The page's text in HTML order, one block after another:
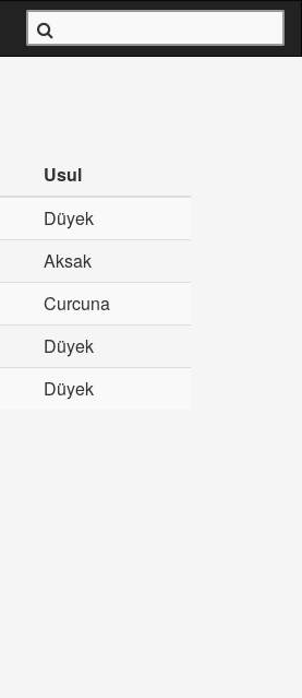
Usul
Düyek
Aksak
Curcuna
Düyek
Düyek